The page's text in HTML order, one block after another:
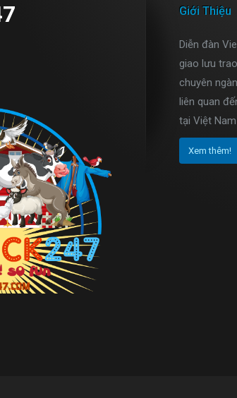
Giới Thiệu
Diễn đàn
giao lưu
chuyên
liên quan
tại Việt
Xem thêm!